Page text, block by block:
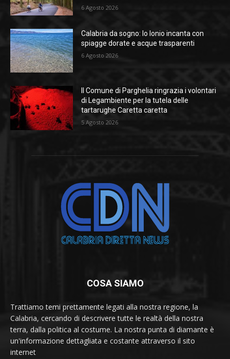
6 Agosto 2026
Calabria da sogno: lo Ionio incanta con
spiagge dorate e acque trasparenti
6 Agosto 2026
Il Comune di Parghelia ringrazia i volontari
di Legambiente per la tutela delle
tartarughe Caretta caretta
5 Agosto 2026
COSA SIAMO
Trattiamo temi prettamente legati alla nostra regione, la
Calabria, cercando di descrivere tutte le realtà della nostra
terra, dalla politica al costume. La nostra punta di diamante è
un'informazione dettagliata e costante attraverso il sito
internet